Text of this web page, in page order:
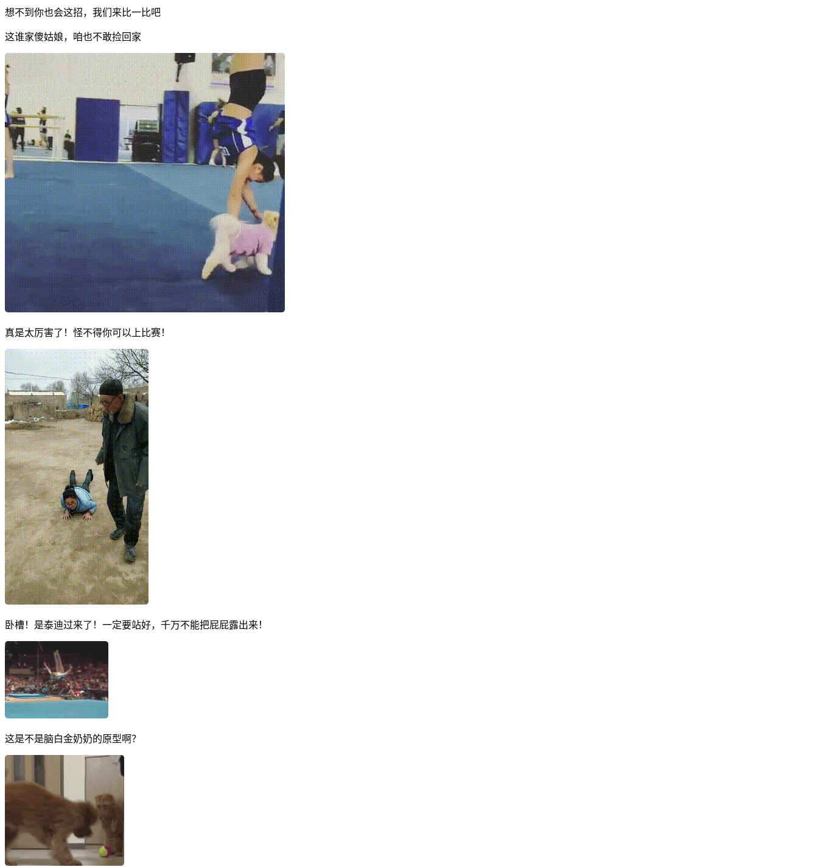
想不到你也会这招，我们来比一比吧
这谁家傻姑娘，咱也不敢捡回家
真是太厉害了！怪不得你可以上比赛！
卧槽！是泰迪过来了！一定要站好，千万不能把屁屁露出来！
这是不是脑白金奶奶的原型啊？